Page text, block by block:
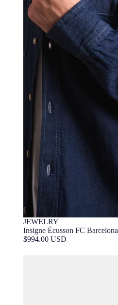
JEWELRY
Insigne Écusson FC Barcelona
$994.00 USD